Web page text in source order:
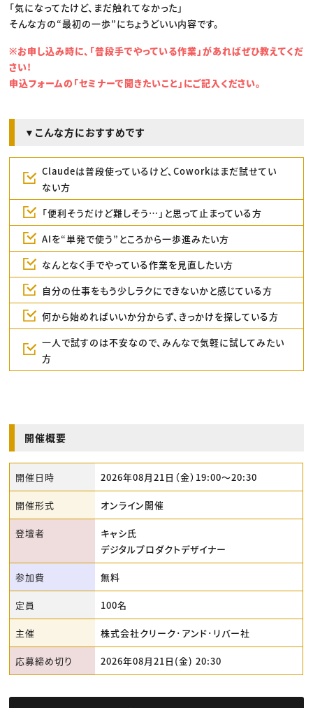
「気になってたけど、まだ触れてなかった」
そんな方の“最初の一歩”にちょうどいい内容です。
※お申し込み時に、「普段手でやっている作業」があればぜひ教えてくだ
さい!
申込フォームの「セミナーで聞きたいこと」にご記入ください。
▼こんな方におすすめです
Claudeは普段使っているけど、Coworkはまだ試せてい
ない方
「便利そうだけど難しそう…」と思って止まっている方
AIを“単発で使う”ところから一歩進みたい方
なんとなく手でやっている作業を見直したい方
自分の仕事をもう少しラクにできないかと感じている方
何から始めればいいか分からず、きっかけを探している方
一人で試すのは不安なので、みんなで気軽に試してみたい
方
開催概要
開催日時 2026年08月21日（金）19:00〜20:30
開催形式 オンライン開催
登壇者
キャシ氏
デジタルプロダクトデザイナー
参加費 無料
定員 100名
主催 株式会社クリーク･アンド･リバー社
応募締め切り 2026年08月21日(金) 20:30